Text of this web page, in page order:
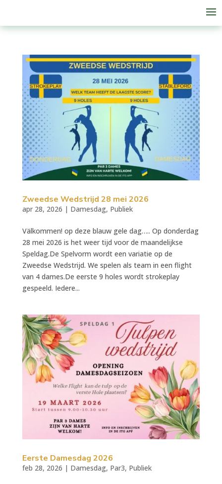
Zweedse Wedstrijd 28 mei 2026
apr 28, 2026 | Damesdag, Publiek
Välkommen! op deze blauw gele dag….. Op donderdag
28 mei 2026 is het weer tijd voor de maandelijkse
Speldag.De Spelvorm wordt een variatie op de
Zweedse Wedstrijd. We spelen als team in een flight
van 4 dames.De eerste 9 holes wordt strokeplay
gespeeld. Iedere...
Eerste Damesdag 2026
feb 28, 2026 | Damesdag, Par3, Publiek